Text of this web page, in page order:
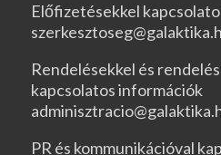
Előfizetésekkel
Rendelésekkel és
kapcsolatos információk
PR és kommunikációval